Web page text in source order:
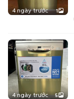
4 ngày trước 1
4 ngày trước 5